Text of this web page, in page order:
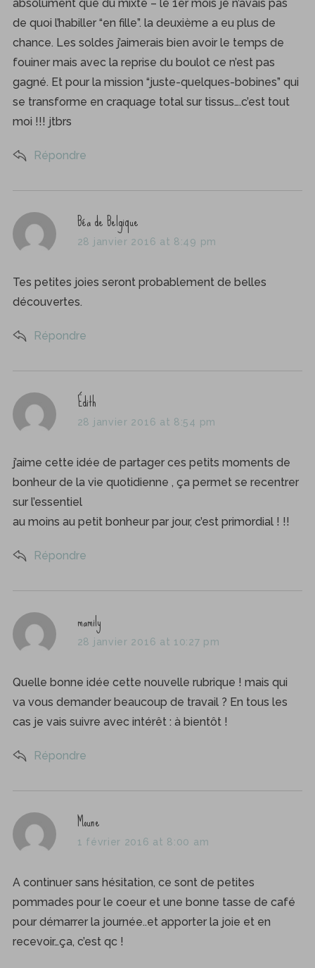
absolument que du mixte – le 1er mois je n’avais pas
de quoi l’habiller “en fille”. la deuxième a eu plus de
chance. Les soldes j’aimerais bien avoir le temps de
fouiner mais avec la reprise du boulot ce n’est pas
gagné. Et pour la mission “juste-quelques-bobines” qui
se transforme en craquage total sur tissus….c’est tout
moi !!! jtbrs
Répondre
s
a
s
:
Béa de Belgique
28 janvier 2016 at 8:49 pm
Tes petites joies seront probablement de belles
découvertes.
Répondre
s
a
s
:
Édith
28 janvier 2016 at 8:54 pm
j’aime cette idée de partager ces petits moments de
bonheur de la vie quotidienne , ça permet se recentrer
sur l’essentiel
au moins au petit bonheur par jour, c’est primordial ! !!
Répondre
s
a
s
:
mamily
28 janvier 2016 at 10:27 pm
Quelle bonne idée cette nouvelle rubrique ! mais qui
va vous demander beaucoup de travail ? En tous les
cas je vais suivre avec intérêt : à bientôt !
Répondre
s
a
s
:
Moune
1 février 2016 at 8:00 am
A continuer sans hésitation, ce sont de petites
pommades pour le coeur et une bonne tasse de café
pour démarrer la journée..et apporter la joie et en
recevoir…ça, c’est qc !